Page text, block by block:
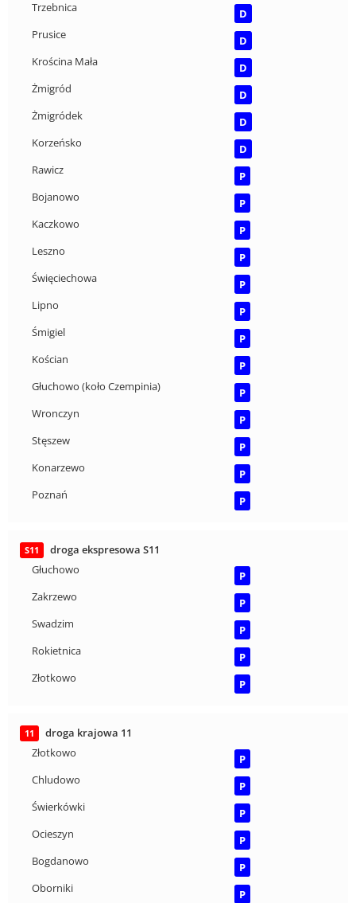
Trzebnica
D
Prusice
D
Krościna Mała
D
Żmigród
D
Żmigródek
D
Korzeńsko
D
Rawicz
P
Bojanowo
P
Kaczkowo
P
Leszno
P
Święciechowa
P
Lipno
P
Śmigiel
P
Kościan
P
Głuchowo (koło Czempinia)
P
Wronczyn
P
Stęszew
P
Konarzewo
P
Poznań
P
S11
droga ekspresowa S11
Głuchowo
P
Zakrzewo
P
Swadzim
P
Rokietnica
P
Złotkowo
P
11
droga krajowa 11
Złotkowo
P
Chludowo
P
Świerkówki
P
Ocieszyn
P
Bogdanowo
P
Oborniki
P